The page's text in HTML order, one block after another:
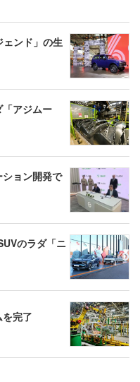
ンド」の生
アジムー
ョン開発で
のラダ「ニ
完了